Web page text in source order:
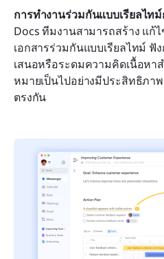
การทำงานร่วมกันแบบเรียลไท
Docs ทีมงานสามารถสร้าง แก้
เอกสารร่วมกันแบบเรียลไทม์ ฟั
เสนอหรือระดมความคิดเนื้อหา
หมายเป็นไปอย่างมีประสิทธิภา
ตรงกัน